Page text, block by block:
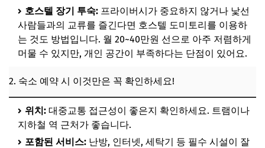
호스텔 장기 투숙: 프라이버시가 중요하지 않거나 낯선
사람들과의 교류를 즐긴다면 호스텔 도미토리를 이용하
는 것도 방법입니다. 월 20~40만원 선으로 아주 저렴하게
머물 수 있지만, 개인 공간이 부족하다는 단점이 있어요.
2. 숙소 예약 시 이것만은 꼭 확인하세요!
위치: 대중교통 접근성이 좋은지 확인하세요. 트램이나
지하철 역 근처가 좋습니다.
포함된 서비스: 난방, 인터넷, 세탁기 등 필수 시설이 잘